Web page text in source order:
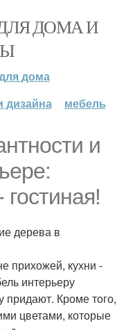
ДОМА И
дома
дизайна мебель
и
дерева в
прихожей, кухни -
интерьеру
придают. Кроме того,
цветами, которые